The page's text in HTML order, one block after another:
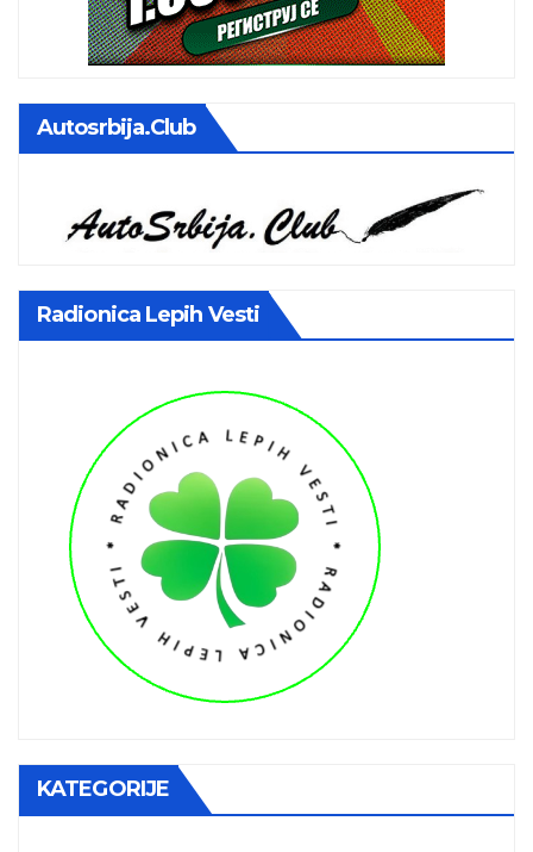
Autosrbija.club
Radionica Lepih Vesti
KATEGORIJE